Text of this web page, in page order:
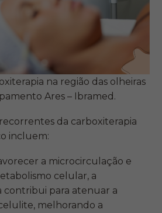
na região das olheiras
Ares – Ibramed.
da carboxiterapia
incluem:
a microcirculação e
celular, a
contribui para atenuar a
melhorando a